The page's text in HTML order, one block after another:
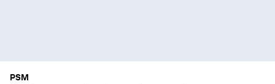
PSM